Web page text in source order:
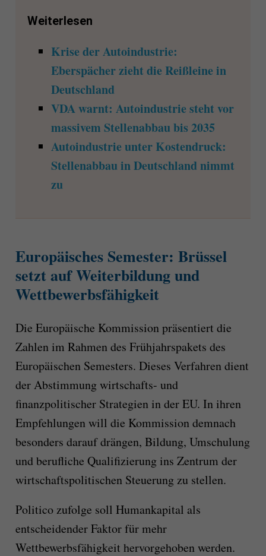
Weiterlesen
Krise der Autoindustrie:
Eberspächer zieht die Reißleine in
Deutschland
VDA warnt: Autoindustrie steht vor
massivem Stellenabbau bis 2035
Autoindustrie unter Kostendruck:
Stellenabbau in Deutschland nimmt
zu
Europäisches Semester: Brüssel
setzt auf Weiterbildung und
Wettbewerbsfähigkeit
Die Europäische Kommission präsentiert die
Zahlen im Rahmen des Frühjahrspakets des
Europäischen Semesters. Dieses Verfahren dient
der Abstimmung wirtschafts- und
finanzpolitischer Strategien in der EU. In ihren
Empfehlungen will die Kommission demnach
besonders darauf drängen, Bildung, Umschulung
und berufliche Qualifizierung ins Zentrum der
wirtschaftspolitischen Steuerung zu stellen.
Politico zufolge soll Humankapital als
entscheidender Faktor für mehr
Wettbewerbsfähigkeit hervorgehoben werden.